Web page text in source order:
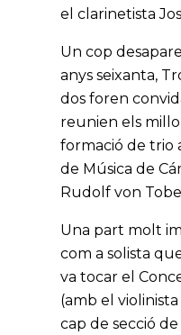
el clarinetista
Un cop
anys seixanta,
dos foren
reunien els
formació de trio
de Música de
Rudolf von
Una part molt
com a solista
va tocar el
(amb el
cap de secció